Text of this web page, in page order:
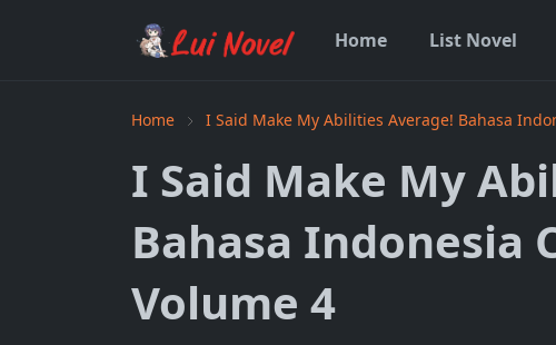
Home List Novel
Home I Said Make My Abilities Average! Bahasa
I Said Make My
Bahasa Indonesia
Volume 4